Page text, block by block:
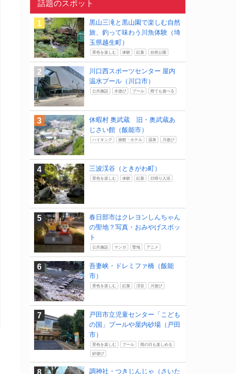
話題のスポット
黒山三滝と黒山園で楽しむ自然
旅、釣って味わう川魚体験（埼
玉県越生町）
景色を楽しむ 体験 紅葉 自然公園
川口西スポーツセンター 屋内
温水プール（川口市）
公共施設 水遊び プール 雨でも遊べる
休暇村 奥武蔵 旧・奥武蔵あ
じさい館（飯能市）
ハイキング 旅館・ホテル 温泉 川遊び
三波渓谷（ときがわ町）
景色を楽しむ 体験 紅葉 日帰り入浴
春日部市はクレヨンしんちゃん
の聖地？写真・おみやげスポッ
ト
公共施設 マンガ 聖地 アニメ
吾妻峡・ドレミファ橋（飯能
市）
景色を楽しむ 紅葉 渓谷 川遊び
戸田市立児童センター「こども
の国」プールや屋内砂場（戸田
市）
景色を楽しむ プール 雨の日も楽しめる
砂遊び
調神社・つきじんじゃ（さいた